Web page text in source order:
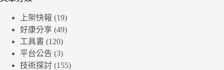
上架快報 (19)
好康分享 (49)
工具書 (120)
平台公告 (3)
技術探討 (155)